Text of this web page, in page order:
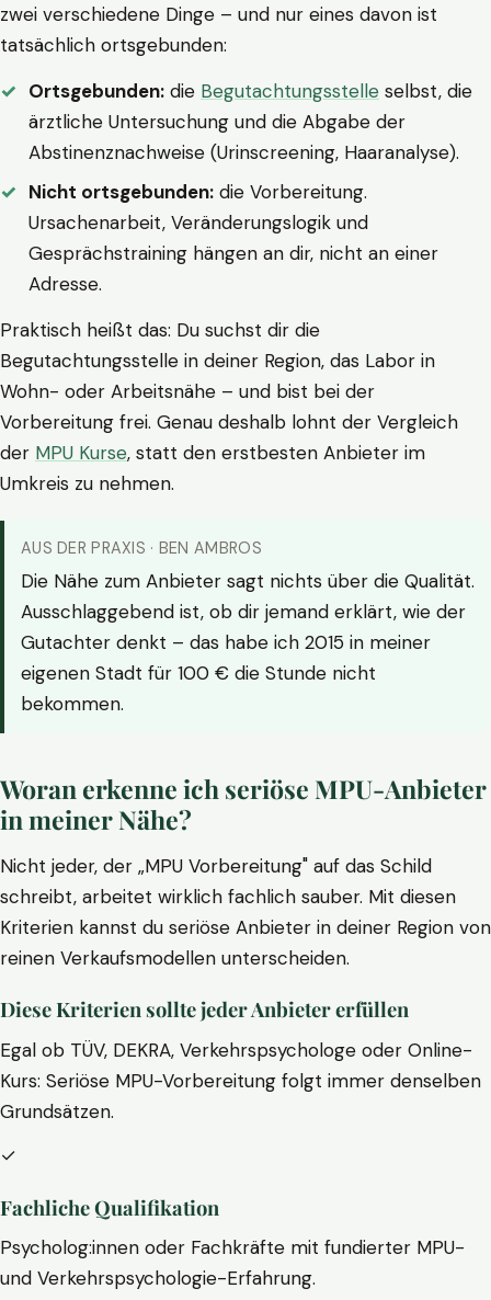
zwei verschiedene Dinge – und nur eines davon ist
tatsächlich ortsgebunden:
Ortsgebunden: die Begutachtungsstelle selbst, die
ärztliche Untersuchung und die Abgabe der
Abstinenznachweise (Urinscreening, Haaranalyse).
Nicht ortsgebunden: die Vorbereitung.
Ursachenarbeit, Veränderungslogik und
Gesprächstraining hängen an dir, nicht an einer
Adresse.
Praktisch heißt das: Du suchst dir die
Begutachtungsstelle in deiner Region, das Labor in
Wohn- oder Arbeitsnähe – und bist bei der
Vorbereitung frei. Genau deshalb lohnt der Vergleich
der MPU Kurse, statt den erstbesten Anbieter im
Umkreis zu nehmen.
AUS DER PRAXIS · BEN AMBROS
Die Nähe zum Anbieter sagt nichts über die Qualität.
Ausschlaggebend ist, ob dir jemand erklärt, wie der
Gutachter denkt – das habe ich 2015 in meiner
eigenen Stadt für 100 € die Stunde nicht
bekommen.
Woran erkenne ich seriöse MPU-Anbieter
in meiner Nähe?
Nicht jeder, der „MPU Vorbereitung" auf das Schild
schreibt, arbeitet wirklich fachlich sauber. Mit diesen
Kriterien kannst du seriöse Anbieter in deiner Region von
reinen Verkaufsmodellen unterscheiden.
Diese Kriterien sollte jeder Anbieter erfüllen
Egal ob TÜV, DEKRA, Verkehrspsychologe oder Online-
Kurs: Seriöse MPU-Vorbereitung folgt immer denselben
Grundsätzen.
✓
Fachliche Qualifikation
Psycholog:innen oder Fachkräfte mit fundierter MPU-
und Verkehrspsychologie-Erfahrung.